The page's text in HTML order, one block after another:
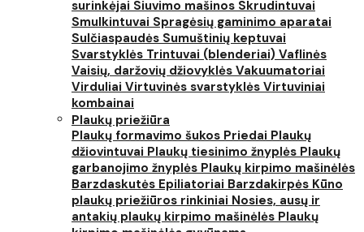
surinkėjai Siuvimo mašinos Skrudintuvai
Smulkintuvai Spragėsių gaminimo aparatai
Sulčiaspaudės Sumuštinių keptuvai
Svarstyklės Trintuvai (blenderiai) Vaflinės
Vaisių, daržovių džiovyklės Vakuumatoriai
Virduliai Virtuvinės svarstyklės Virtuviniai
kombainai
Plaukų priežiūra
Plaukų formavimo šukos Priedai Plaukų
džiovintuvai Plaukų tiesinimo žnyplės Plaukų
garbanojimo žnyplės Plaukų kirpimo mašinėlės
Barzdaskutės Epiliatoriai Barzdakirpės Kūno
plaukų priežiūros rinkiniai Nosies, ausų ir
antakių plaukų kirpimo mašinėlės Plaukų